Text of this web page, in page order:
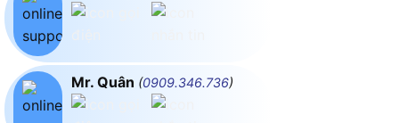
Mr. Quân (0909.346.736)